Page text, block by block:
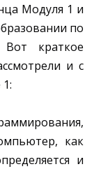
Модуля 1 и
по
краткое
и с
как
и